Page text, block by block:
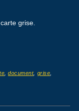
grise.
,document, grise